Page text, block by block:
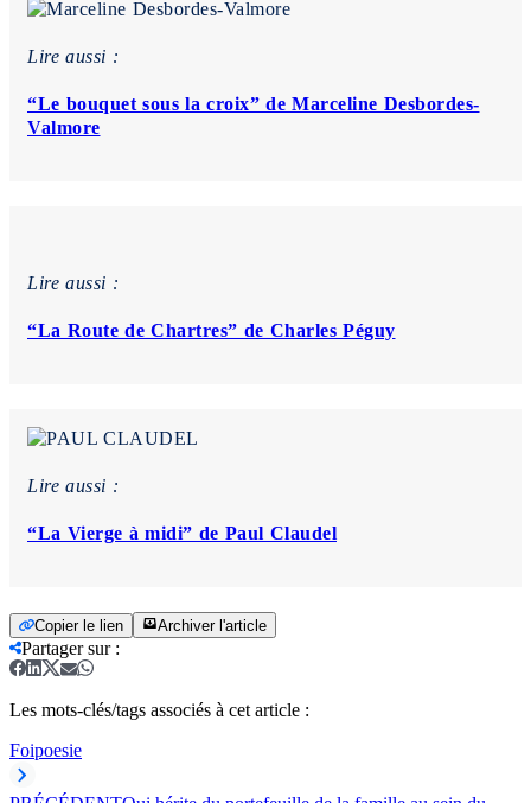
Lire aussi :
“Le bouquet sous la croix” de Marceline Desbordes-
Valmore
Lire aussi :
“La Route de Chartres” de Charles Péguy
Lire aussi :
“La Vierge à midi” de Paul Claudel
Copier le lien Archiver l'article
Partager sur:
Les mots-clés/tags associés à cet article :
Foipoesie